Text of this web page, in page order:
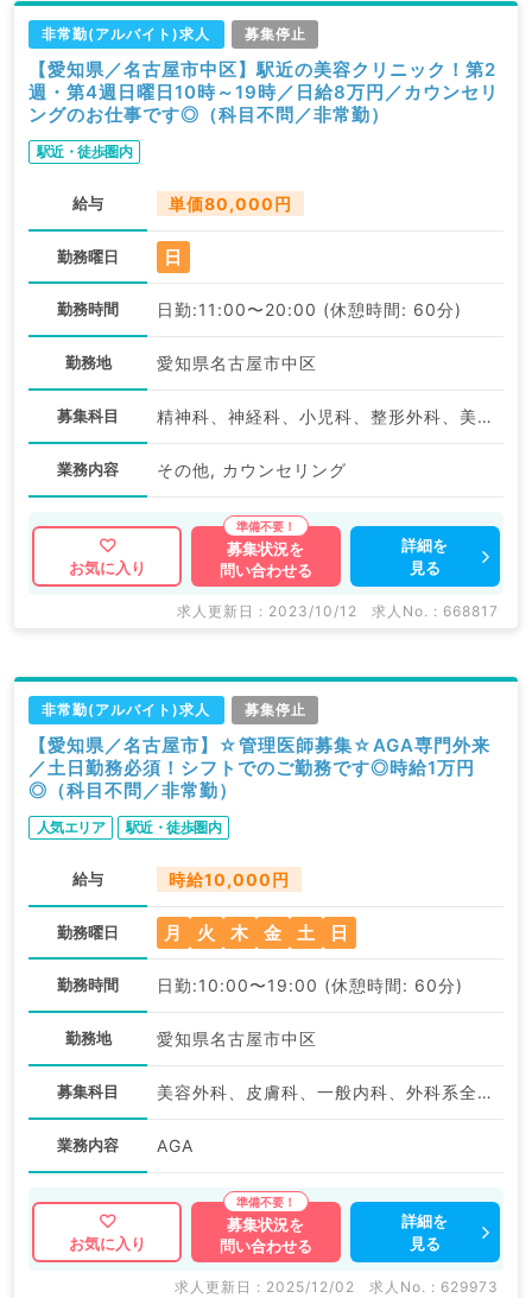
非常勤(アルバイト)求人 募集停止
【愛知県／名古屋市中区】駅近の美容クリニック！第2
週・第4週日曜日10時～19時／日給8万円／カウンセリ
ングのお仕事です◎（科目不問／非常勤）
駅近・徒歩圏内
給与 単価80,000円
勤務曜日 日
勤務時間 日勤:11:00〜20:00 (休憩時間: 60分)
勤務地 愛知県名古屋市中区
募集科目 精神科、神経科、小児科、整形外科、美容外科、心臓血管外科、皮膚科、産婦人科、婦人科、一般内科、循環器内科、呼吸器内科、消化器内科、内分泌・代謝内科、外科系全般、一般外科、消化器外科、乳腺外科、美容皮膚科、科目不問
業務内容 その他, カウンセリング
お気に入り
募集状況を
問い合わせる
詳細を
見る
求人更新日 : 2023/10/12 求人No. : 668817
非常勤(アルバイト)求人 募集停止
【愛知県／名古屋市】☆管理医師募集☆AGA専門外来
／土日勤務必須！シフトでのご勤務です◎時給1万円
◎（科目不問／非常勤）
人気エリア 駅近・徒歩圏内
給与 時給10,000円
勤務曜日 月 火 木 金 土 日
勤務時間 日勤:10:00〜19:00 (休憩時間: 60分)
勤務地 愛知県名古屋市中区
募集科目 美容外科、皮膚科、一般内科、外科系全般、一般外科、美容皮膚科、科目不問
業務内容 AGA
お気に入り
募集状況を
問い合わせる
詳細を
見る
求人更新日 : 2025/12/02 求人No. : 629973